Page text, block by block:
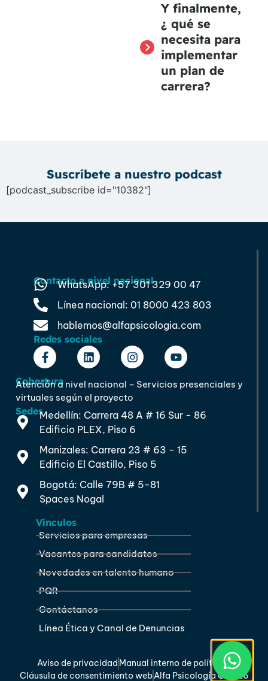
Y finalmente,
¿ qué se
necesita para
implementar
un plan de
carrera?
Suscríbete a nuestro podcast​
[podcast_subscribe id="10382"]
Contacto a nivel nacional
WhatsApp: +57 301 329 00 47
Línea nacional: 01 8000 423 803
hablemos@alfapsicologia.com
Redes sociales
Cobertura
Atención a nivel nacional – Servicios presenciales y
virtuales según el proyecto
SedesMedellín: Carrera 48 A # 16 Sur - 86
Edificio PLEX, Piso 6
Manizales: Carrera 23 # 63 - 15
Edificio El Castillo, Piso 5
Bogotá: Calle 79B # 5-81
Spaces Nogal
Vínculos
Servicios para empresas
Vacantes para candidatos
Novedades en talento humano
PQR
Contáctanos
Línea Ética y Canal de Denuncias
Aviso de privacidad Manual interno de políticas
Cláusula de consentimiento webAlfa Psicología © 2026